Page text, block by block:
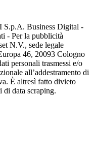
S.p.A. Business Digital -
- Per la pubblicità
N.V., sede legale
46, 20093 Cologno
personali trasmessi e/o
all’addestramento di
È altresì fatto divieto
di data scraping.